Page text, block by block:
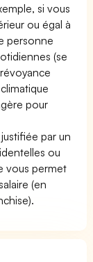
si vous
ou égal à
personne
(se
pour
par un
ou
vous permet
(en